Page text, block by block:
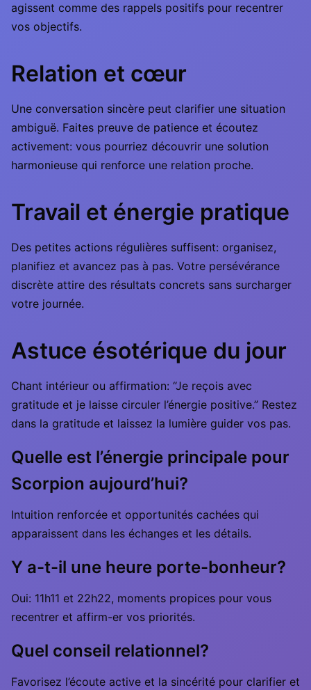
agissent comme des rappels positifs pour recentrer
vos objectifs.
Relation et cœur
Une conversation sincère peut clarifier une situation
ambiguë. Faites preuve de patience et écoutez
activement: vous pourriez découvrir une solution
harmonieuse qui renforce une relation proche.
Travail et énergie pratique
Des petites actions régulières suffisent: organisez,
planifiez et avancez pas à pas. Votre persévérance
discrète attire des résultats concrets sans surcharger
votre journée.
Astuce ésotérique du jour
Chant intérieur ou affirmation: “Je reçois avec
gratitude et je laisse circuler l’énergie positive.” Restez
dans la gratitude et laissez la lumière guider vos pas.
Quelle est l’énergie principale pour
Scorpion aujourd’hui?
Intuition renforcée et opportunités cachées qui
apparaissent dans les échanges et les détails.
Y a-t-il une heure porte-bonheur?
Oui: 11h11 et 22h22, moments propices pour vous
recentrer et affirm-er vos priorités.
Quel conseil relationnel?
Favorisez l’écoute active et la sincérité pour clarifier et